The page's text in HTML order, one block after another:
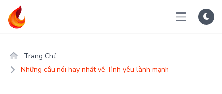
Trang Chủ
Những câu nói hay nhất về Tình yêu lành mạnh